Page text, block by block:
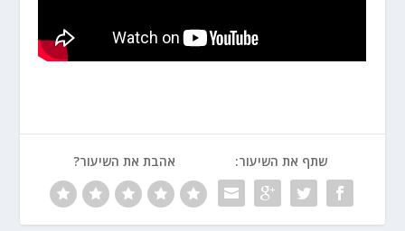
שתף את השיעור: אהבת את השיעור?